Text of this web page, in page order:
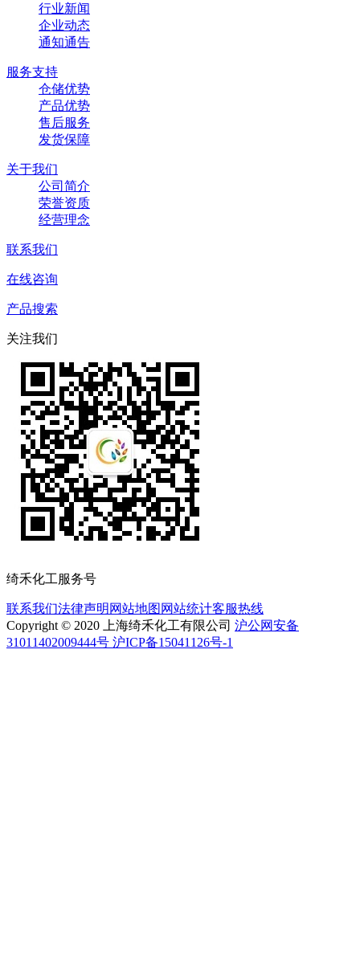
行业新闻
企业动态
通知通告
服务支持
仓储优势
产品优势
售后服务
发货保障
关于我们
公司简介
荣誉资质
经营理念
联系我们
在线咨询
产品搜索
关注我们
绮禾化工服务号
联系我们法律声明 网站地图 网站统计客服热线
Copyright © 2020 上海绮禾化工有限公司 沪公网安备
31011402009444号 沪ICP备15041126号-1